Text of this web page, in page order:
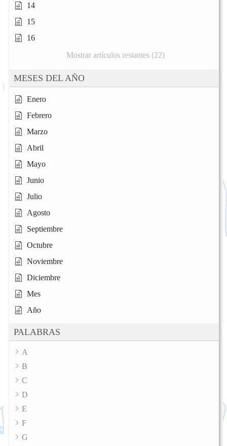
14
15
16
Mostrar artículos restantes (22)
MESES DEL AÑO
Enero
Febrero
Marzo
Abril
Mayo
Junio
Julio
Agosto
Septiembre
Octubre
Noviembre
Diciembre
Mes
Año
PALABRAS
A
B
C
D
E
F
G